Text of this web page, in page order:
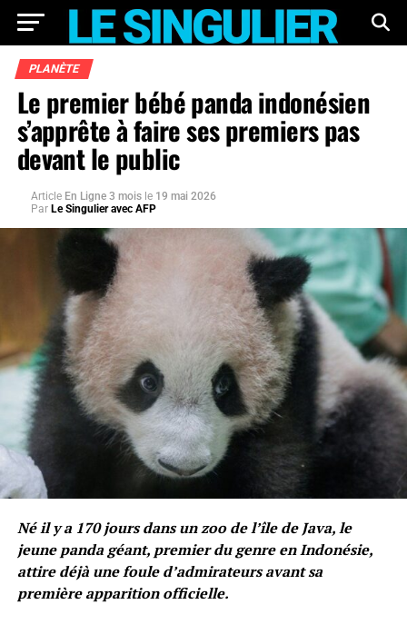
PLANÈTE
Le premier bébé panda indonésien
s’apprête à faire ses premiers pas
devant le public
Article En Ligne 3 mois le 19 mai 2026
Par Le Singulier avec AFP
Né il y a 170 jours dans un zoo de l’île de Java, le
jeune panda géant, premier du genre en Indonésie,
attire déjà une foule d’admirateurs avant sa
première apparition officielle.